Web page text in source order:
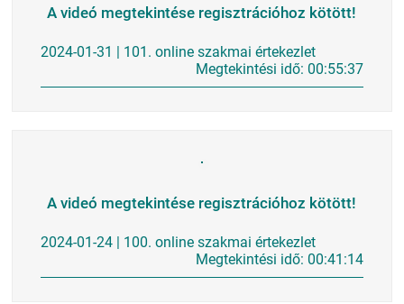
A videó megtekintése regisztrációhoz kötött!
2024-01-31 | 101. online szakmai értekezlet
Megtekintési idő: 00:55:37
A videó megtekintése regisztrációhoz kötött!
2024-01-24 | 100. online szakmai értekezlet
Megtekintési idő: 00:41:14